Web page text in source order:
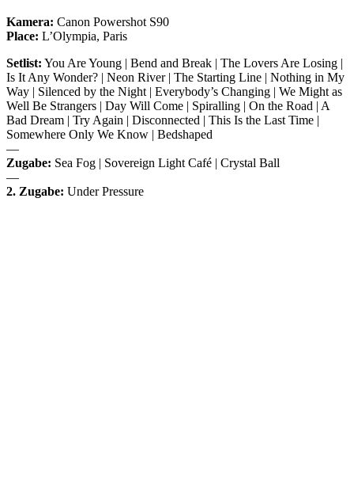
Kamera: Canon Powershot S90
Place: L’Olympia, Paris
Setlist: You Are Young | Bend and Break | The Lovers Are Losing |
Is It Any Wonder? | Neon River | The Starting Line | Nothing in My
Way | Silenced by the Night | Everybody’s Changing | We Might as
Well Be Strangers | Day Will Come | Spiralling | On the Road | A
Bad Dream | Try Again | Disconnected | This Is the Last Time |
Somewhere Only We Know | Bedshaped
—
Zugabe: Sea Fog | Sovereign Light Café | Crystal Ball
—
2. Zugabe: Under Pressure